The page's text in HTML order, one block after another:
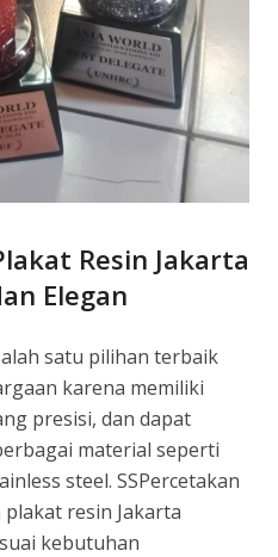
Resin Jakarta
Elegan
satu pilihan terbaik
karena memiliki
presisi, dan dapat
material seperti
steel. SSPercetakan
resin Jakarta
kebutuhan